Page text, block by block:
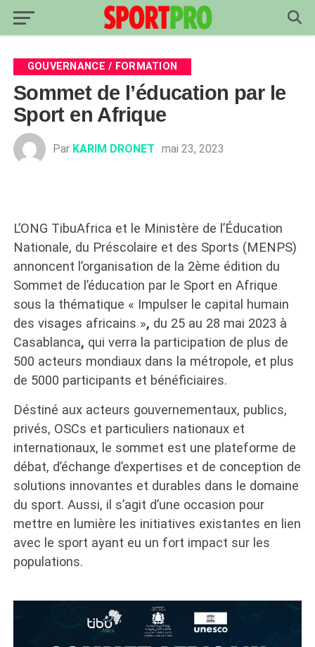
GOUVERNANCE / FORMATION
Sommet de l’éducation par le
Sport en Afrique
Par KARIM DRONET mai 23, 2023
L’ONG TibuAfrica et le Ministère de l’Éducation
Nationale, du Préscolaire et des Sports (MENPS)
annoncent l’organisation de la 2ème édition du
Sommet de l’éducation par le Sport en Afrique
sous la thématique « Impulser le capital humain
des visages africains », du 25 au 28 mai 2023 à
Casablanca, qui verra la participation de plus de
500 acteurs mondiaux dans la métropole, et plus
de 5000 participants et bénéficiaires.
Déstiné aux acteurs gouvernementaux, publics,
privés, OSCs et particuliers nationaux et
internationaux, le sommet est une plateforme de
débat, d’échange d’expertises et de conception de
solutions innovantes et durables dans le domaine
du sport. Aussi, il s’agit d’une occasion pour
mettre en lumière les initiatives existantes en lien
avec le sport ayant eu un fort impact sur les
populations.